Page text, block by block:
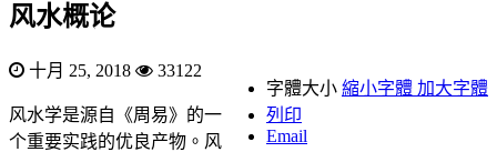
风水概论
十月 25, 2018
33122
字體大小 縮小字體 加大字體
列印
Email
风水学是源自《周易》的一
个重要实践的优良产物。风